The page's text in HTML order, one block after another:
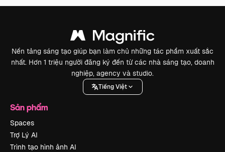
Nền tảng sáng tạo giúp bạn làm chủ những tác phẩm xuất sắc
nhất. Hơn 1 triệu người đăng ký đến từ các nhà sáng tạo, doanh
nghiệp, agency và studio.
Tiếng Việt
Sản phẩm
Spaces
Trợ Lý AI
Trình tạo hình ảnh AI